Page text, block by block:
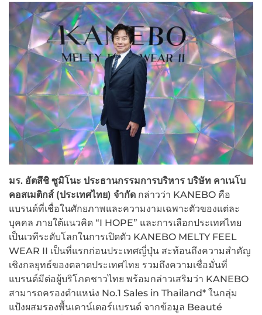
มร. อัตสึชิ ซูมิโนะ ประธานกรรมการบริหาร บริษัท คาเนโบ
คอสเมติกส์ (ประเทศไทย) จำกัด กล่าวว่า KANEBO คือ
แบรนด์ที่เชื่อในศักยภาพและความงามเฉพาะตัวของแต่ละ
บุคคล ภายใต้แนวคิด “I HOPE” และการเลือกประเทศไทย
เป็นเวทีระดับโลกในการเปิดตัว KANEBO MELTY FEEL
WEAR II เป็นที่แรกก่อนประเทศญี่ปุ่น สะท้อนถึงความสำคัญ
เชิงกลยุทธ์ของตลาดประเทศไทย รวมถึงความเชื่อมั่นที่
แบรนด์มีต่อผู้บริโภคชาวไทย พร้อมกล่าวเสริมว่า KANEBO
สามารถครองตำแหน่ง No.1 Sales in Thailand* ในกลุ่ม
แป้งผสมรองพื้นเคาน์เตอร์แบรนด์ จากข้อมูล Beauté